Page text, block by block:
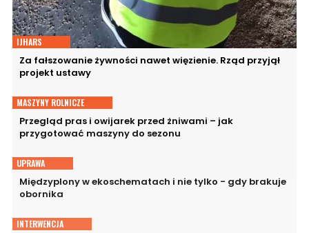
IJHARS
Za fałszowanie żywności nawet więzienie. Rząd przyjął
projekt ustawy
MASZYNY ROLNICZE
Przegląd pras i owijarek przed żniwami – jak
przygotować maszyny do sezonu
UPRAWA
Międzyplony w ekoschematach i nie tylko - gdy brakuje
obornika
INTERWENCJA